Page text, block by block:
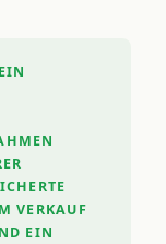
EIN
VERKAUF
EIN